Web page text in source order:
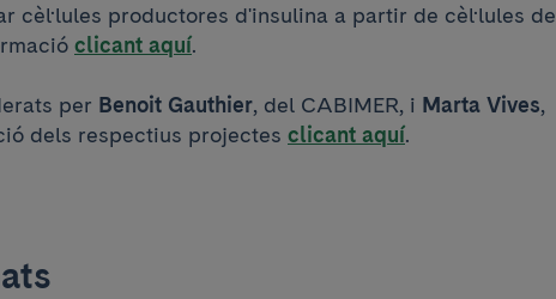
cèl·lules productores d'insulina a partir de cèl·lules de
clicant aquí.
per Benoit Gauthier, del CABIMER, i Marta Vives,
dels respectius projectes clicant aquí.